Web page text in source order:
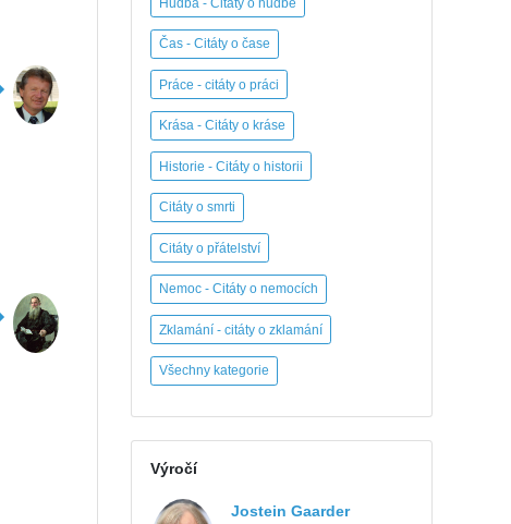
Čas - Citáty o čase
Práce - citáty o práci
Krása - Citáty o kráse
Historie - Citáty o historii
Citáty o smrti
Citáty o přátelství
Nemoc - Citáty o nemocích
Zklamání - citáty o zklamání
Všechny kategorie
Výročí
Jostein Gaarder